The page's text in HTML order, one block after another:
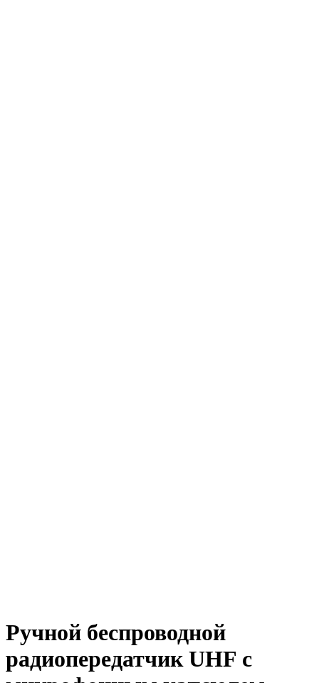
Ручной беспроводной
радиопередатчик UHF с